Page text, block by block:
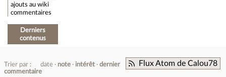
ajouts au wiki
commentaires
Derniers
contenus
Flux Atom de Calou78
Trier par : date note intérêt
dernier
commentaire